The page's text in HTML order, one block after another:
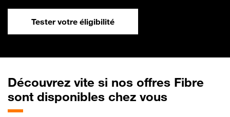
Tester votre éligibilité
Découvrez vite si nos offres Fibre
sont disponibles chez vous